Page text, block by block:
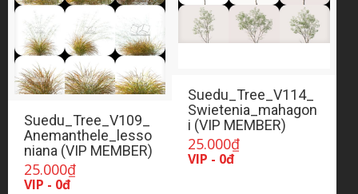
Suedu_Tree_V109_
Anemanthele_lesso
niana (VIP MEMBER)
25.000₫
VIP - 0đ
Suedu_Tree_V114_
Swietenia_mahagon
i (VIP MEMBER)
25.000₫
VIP - 0đ